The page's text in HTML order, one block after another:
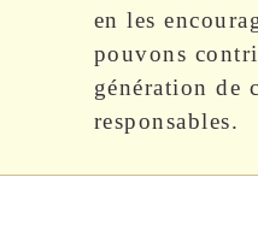
en les
pouvons
génération de
responsables.